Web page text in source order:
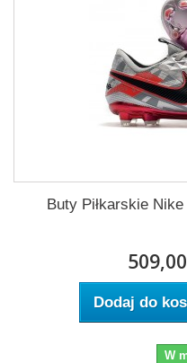
Buty Piłkarskie
Dodaj do
W